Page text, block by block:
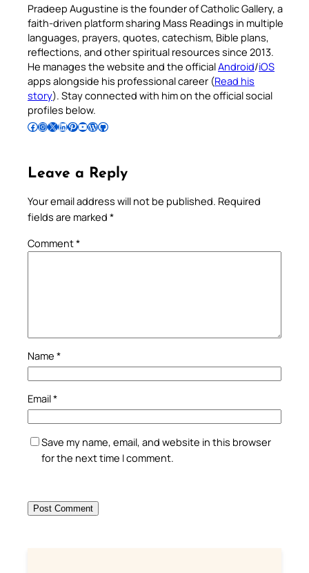
Pradeep Augustine is the founder of Catholic Gallery, a
faith-driven platform sharing Mass Readings in multiple
languages, prayers, quotes, catechism, Bible plans,
reflections, and other spiritual resources since 2013.
He manages the website and the officialAndroid/iOS
apps alongside his professional career (Read his
story). Stay connected with him on the official social
profiles below.
Follow Pradeep on Facebook Follow Pradeep on InstagramFollow Pradeep on X Follow Pradeep on LinkedIn Follow Pradeep on Pinterest Subscribe to Pradeep’s Youtube Channel Follow Pradeep on WordPress Follow Pradeep on GitHub
Leave a Reply
Your email address will not be published. Required
fields are marked *
Comment*
Name *
Email*
Save my name, email, and website in this browser
for the next time I comment.